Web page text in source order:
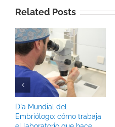
Related Posts
Día Mundial del
Embriólogo: cómo trabaja